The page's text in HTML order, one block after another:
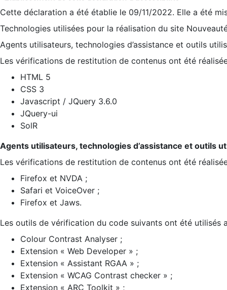
Cette déclaration a été établie le 09/11/2022. Elle a été
Technologies utilisées pour la réalisation du site
Agents utilisateurs, technologies d’assistance et outils
Les vérifications de restitution de contenus ont été
HTML 5
CSS 3
Javascript / JQuery 3.6.0
JQuery-ui
SolR
Agents utilisateurs, technologies d’assistance et outils
Les vérifications de restitution de contenus ont été
Firefox et NVDA ;
Safari et VoiceOver ;
Firefox et Jaws.
Les outils de vérification du code suivants ont été utilisés
Colour Contrast Analyser ;
Extension « Web Developer » ;
Extension « Assistant RGAA » ;
Extension « WCAG Contrast checker » ;
Extension « ARC Toolkit » ;